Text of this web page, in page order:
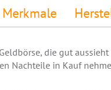
Merkmale
die gut
Nachteile in Kauf